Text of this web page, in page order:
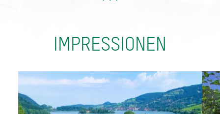
IMPRESSIONEN